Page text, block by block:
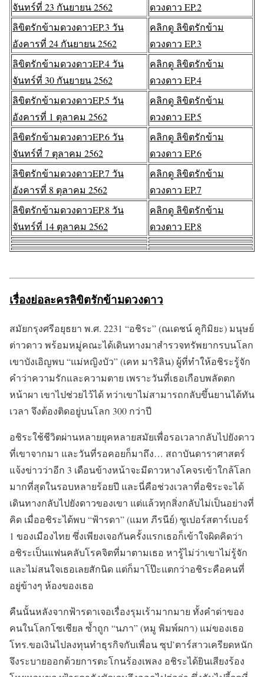
จันทร์ที่ 23 กันยายน 2562
ดวงดาว EP.2
ลิขิตรักข้ามดวงดาวEP.3 วัน
อังคารที่ 24 กันยายน 2562
คลิกดู ลิขิตรักข้าม
ดวงดาว EP.3
ลิขิตรักข้ามดวงดาวEP.4 วัน
จันทร์ที่ 30 กันยายน 2562
คลิกดู ลิขิตรักข้าม
ดวงดาว EP.4
ลิขิตรักข้ามดวงดาวEP.5 วัน
อังคารที่ 1 ตุลาคม 2562
คลิกดู ลิขิตรักข้าม
ดวงดาว EP.5
ลิขิตรักข้ามดวงดาวEP.6 วัน
จันทร์ที่ 7 ตุลาคม 2562
คลิกดู ลิขิตรักข้าม
ดวงดาว EP.6
ลิขิตรักข้ามดวงดาวEP.7 วัน
อังคารที่ 8 ตุลาคม 2562
คลิกดู ลิขิตรักข้าม
ดวงดาว EP.7
ลิขิตรักข้ามดวงดาวEP.8 วัน
จันทร์ที่ 14 ตุลาคม 2562
คลิกดู ลิขิตรักข้าม
ดวงดาว EP.8
เรื่องย่อละครลิขิตรักข้ามดวงดาว
สมัยกรุงศรีอยุธยา พ.ศ. 2231 “อชิระ” (ณเดชน์ คูกิมิยะ) มนุษย์
ต่าวดาว พร้อมหมู่คณะได้เดินทางมาสำรวจทรัพยากรบนโลก
เขาบังเอิญพบ “แม่หญิงบัว” (เคท มาริลิน) ผู้ที่ทำให้อชิระรู้จัก
คำว่าความรักและความตาย เพราะวันที่เธอเกือบพลัดตก
หน้าผา เขาไปช่วยไว้ได้ ทว่าเขาไม่สามารถกลับขึ้นยานได้ทัน
เวลา จึงต้องติดอยู่บนโลก 300 กว่าปี
อชิระใช้ชีวิตผ่านหลายยุคหลายสมัยเพื่อรอเวลากลับไปยังดาว
ที่เขาจากมา และวันที่รอคอยก็มาถึง… สถาบันดาราศาสตร์
แจ้งข่าวว่าอีก 3 เดือนข้างหน้าจะมีดาวหางโคจรเข้าใกล้โลก
มากที่สุดในรอบหลายร้อยปี และนี่คือช่วงเวลาที่อชิระจะได้
เดินทางกลับไปยังดาวของเขา แต่แล้วทุกสิ่งกลับไม่เป็นอย่างที่
คิด เมื่ออชิระได้พบ “ฟ้ารดา” (แมท ภีรนีย์) ซูเปอร์สตาร์เบอร์
1 ของเมืองไทย ซึ่งเพียงเจอกันครั้งแรกเธอก็เข้าใจผิดคิดว่า
อชิระเป็นแฟนคลับโรคจิตที่มาตามเธอ หารู้ไม่ว่าเขาไม่รู้จัก
และไม่สนใจเธอเลยสักนิด แต่ก็มาโป๊ะแตกว่าอชิระคือคนที่
อยู่ข้างๆ ห้องของเธอ
คืนนั้นหลังจากฟ้ารดาเจอเรื่องรุมเร้ามากมาย ทั้งคำด่าของ
คนในโลกโซเชียล ซ้ำถูก “นภา” (หมู พิมพ์ผกา) แม่ของเธอ
โทร.ขอเงินไปลงทุนทำธุรกิจกับเพื่อน ซุป’ตาร์สาวเครียดหนัก
จึงระบายออกด้วยการตะโกนร้องเพลง อชิระได้ยินเสียงร้อง